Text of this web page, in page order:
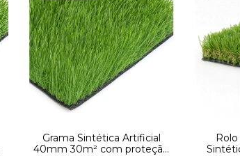
Grama Sintética Artificial
40mm 30m² com proteção